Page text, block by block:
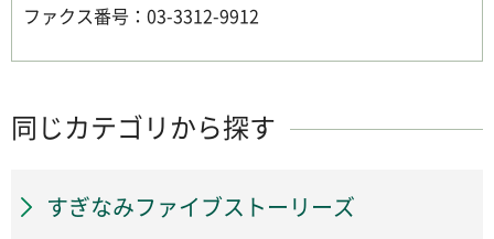
ファクス番号：03-3312-9912
同じカテゴリから探す
すぎなみファイブストーリーズ